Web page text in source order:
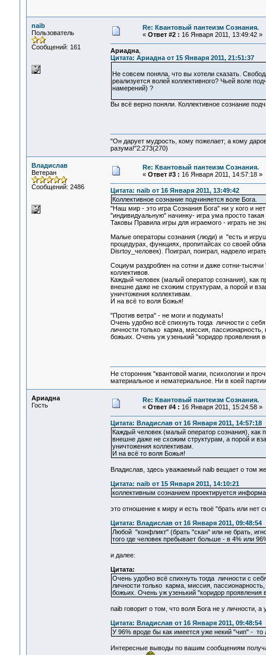
naib
Пользователь
Сообщений: 161
Re: Квантовый пантеизм Сознания.
« Ответ #2 : 16 Января 2011, 13:49:42 »
Ариадна,
Цитата: Ариадна от 15 Января 2011, 21:51:37
Не совсем поняла, что вы хотели сказать.
реализуется волей коллективного? Чьей воле
намерений) ?
Вы всё верно поняли. Коллективное сознание
"Он дарует мудрость, кому пожелает; а кому
разума!"2:273(270)
Владислав
Ветеран
Сообщений: 2486
Re: Квантовый пантеизм Сознания.
« Ответ #3 : 16 Января 2011, 14:57:18 »
Цитата: naib от 16 Января 2011, 13:49:42
Коллективное сознание подчиняется воле Бога.
"Наш мир - это игра Сознания Бога" ни у кого и
"индивидуальную" начинку- игра ума просто
Таковы Правила игры для играемого - играть не
Малые операторы сознания (люди) и "есть и
процедурах, функциях, пропитайсах со своей
Disrtoy_человек). Поиграл, поиграл, надоело
Социум раздроблен на сотни и даже сотни-
коллективов.
Каждый человек (малый оператор сознания), как
внешне даже не схожим структурам, а порой и
уничтожения коллективам.
И на всё то воля Божья!
"Против ветра" - не моги и подумать!
Очень удобно всё спихнуть тогда личности с
личности только карма, миссия,
божьих. Очень уж узенький "коридор проявления
Не сторонник "квантовой магии, психологии и
материальное и нематериальное. Ни в коей
Ариадна
Гость
Re: Квантовый пантеизм Сознания.
« Ответ #4 : 16 Января 2011, 15:24:58 »
Цитата: Владислав от 16 Января 2011, 14:57:18
Каждый человек (малый оператор сознания), как
внешне даже не схожим структурам, а порой и
уничтожения коллективам.
И на всё то воля Божья!
Владислав, здесь уважаемый naib вещает о том
Цитата: naib от 15 Января 2011, 14:10:21
коллективным сознанием проектируется
это отношение к миру и есть твоё "брать или нет
Цитата: Владислав от 16 Января 2011, 09:48:54
Любой "конфликт" (брать "скан" или не брать,
того где человек пребывает больше - в 4% или
и далее:
Цитата:
Очень удобно всё спихнуть тогда личности с
личности только карма, миссия,
божьих. Очень уж узенький "коридор проявления
naib говорит о том, что воля Бога не у личности,
Цитата: Владислав от 16 Января 2011, 09:48:54
У 96% вроде бы как имеется уже некий "чип" - то
Интересные выводы по вашим сообщениям